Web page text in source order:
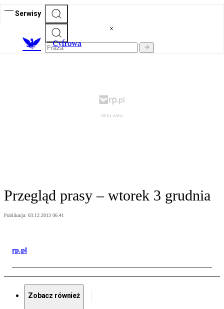
Serwisy
Cyfrowa
Przegląd prasy – wtorek 3 grudnia
Publikacja: 03.12.2013 06:41
rp.pl
Zobacz również